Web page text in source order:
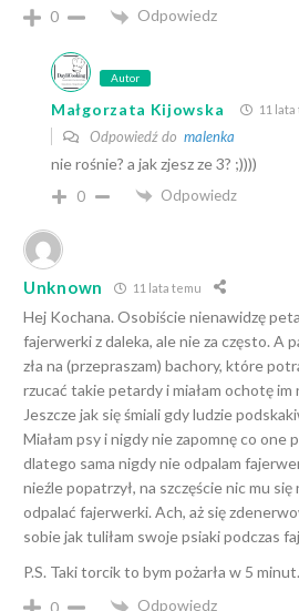
0
Odpowiedz
Autor
Małgorzata Kijowska 11
Odpowiedź do malenka
nie rośnie? a jak zjesz ze 3? ;))))
0 Odpowiedz
Unknown 11 lata temu
Hej Kochana. Osobiście nienawidzę
fajerwerki z daleka, ale nie za często. A
zła na (przepraszam) bachory, które
rzucać takie petardy i miałam ochotę
Jeszcze jak się śmiali gdy ludzie
Miałam psy i nigdy nie zapomnę co one
dlatego sama nigdy nie odpalam
nieźle popatrzył, na szczęście nic mu
odpalać fajerwerki. Ach, aż się
sobie jak tuliłam swoje psiaki podczas
P.S. Taki torcik to bym pożarła w 5
0
Odpowiedz